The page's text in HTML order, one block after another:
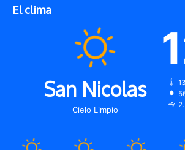
El clima
San Nicolas
Cielo Limpio